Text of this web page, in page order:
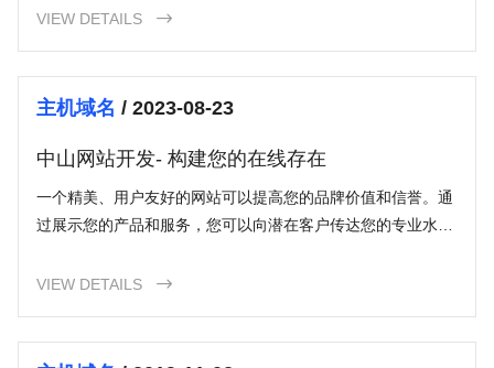
VIEW DETAILS

主机域名/ 2023-08-23
中山网站开发- 构建您的在线存在
一个精美、用户友好的网站可以提高您的品牌价值和信誉。通
过展示您的产品和服务，您可以向潜在客户传达您的专业水平
选择您。
VIEW DETAILS 